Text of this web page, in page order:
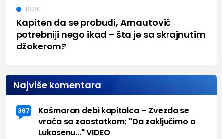
Kapiten da se probudi, Arnautović
potrebniji nego ikad – šta je sa skrajnutim
džokerom?
18:30
Najviše komentara
367
Košmaran debi kapitalca – Zvezda se
vraća sa zaostatkom; "Da zaključimo o
Lukasenu..." VIDEO